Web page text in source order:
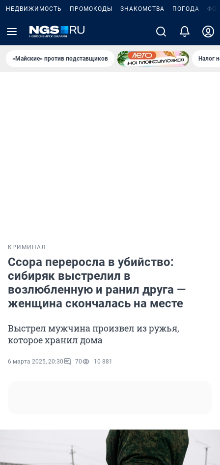
НЕДВИЖИМОСТЬ ПРОМОКОДЫ ЗНАКОМСТВА ПОГОДА
«Майские» против подставщиков Налог
КРИМИНАЛ
Ссора переросла в убийство:
сибиряк выстрелил в
возлюбленную и ранил друга —
женщина скончалась на месте
Выстрел мужчина произвел из ружья,
которое хранил дома
6 марта 2025, 20:30 70 10 881